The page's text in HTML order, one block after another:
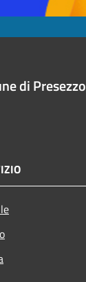
di Presezzo